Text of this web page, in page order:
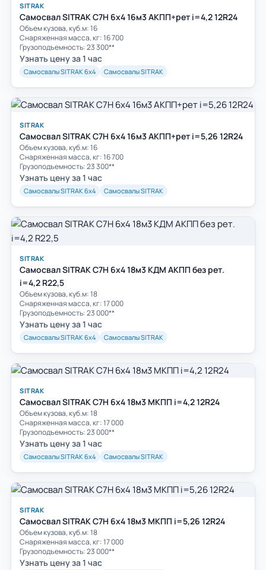
SITRAK
Самосвал SITRAK C7H 6x4 16м3 АКПП+рет i=4,2 12R24
Объем кузова, куб.м: 16
Cнаряженная масса, кг: 16 700
Грузоподъемность: 23 300**
Узнать цену за 1 час
Самосвалы SITRAK 6х4 Самосвалы SITRAK
SITRAK
Самосвал SITRAK C7H 6x4 16м3 АКПП+рет i=5,26 12R24
Объем кузова, куб.м: 16
Cнаряженная масса, кг: 16 700
Грузоподъемность: 23 300**
Узнать цену за 1 час
Самосвалы SITRAK 6х4 Самосвалы SITRAK
SITRAK
Самосвал SITRAK C7H 6x4 18м3 КДМ АКПП без рет.
i=4,2 R22,5
Объем кузова, куб.м: 18
Cнаряженная масса, кг: 17 000
Грузоподъемность: 23 000**
Узнать цену за 1 час
Самосвалы SITRAK 6х4 Самосвалы SITRAK
SITRAK
Самосвал SITRAK C7H 6x4 18м3 МКПП i=4,2 12R24
Объем кузова, куб.м: 18
Cнаряженная масса, кг: 17 000
Грузоподъемность: 23 000**
Узнать цену за 1 час
Самосвалы SITRAK 6х4 Самосвалы SITRAK
SITRAK
Самосвал SITRAK C7H 6x4 18м3 МКПП i=5,26 12R24
Объем кузова, куб.м: 18
Cнаряженная масса, кг: 17 000
Грузоподъемность: 23 000**
Узнать цену за 1 час